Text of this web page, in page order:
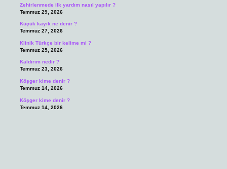
Zehirlenmede ilk yardım nasıl yapılır ?
Temmuz 29, 2026
Küçük kayık ne denir ?
Temmuz 27, 2026
Klinik Türkçe bir kelime mi ?
Temmuz 25, 2026
Kaldırım nedir ?
Temmuz 23, 2026
Köşger kime denir ?
Temmuz 14, 2026
Köşger kime denir ?
Temmuz 14, 2026